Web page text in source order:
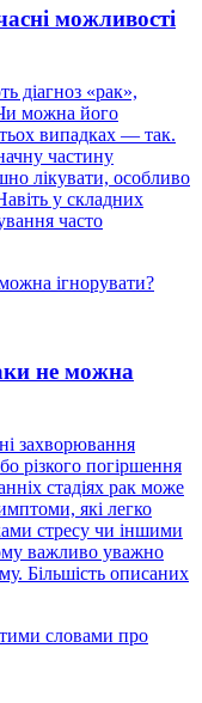
можливості
діагноз «рак»,
можна його
випадках — так.
частину
лікувати, особливо
у складних
часто
не можна
захворювання
різкого погіршення
стадіях рак може
які легко
стресу чи іншими
важливо уважно
Більшість описаних